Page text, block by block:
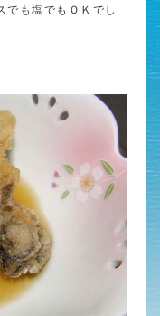
でも塩でもＯＫでし